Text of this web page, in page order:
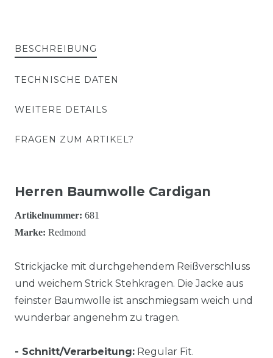
BESCHREIBUNG
TECHNISCHE DATEN
WEITERE DETAILS
FRAGEN ZUM ARTIKEL?
Herren Baumwolle Cardigan
Artikelnummer: 681
Marke: Redmond
Strickjacke mit durchgehendem Reißverschluss
und weichem Strick Stehkragen. Die Jacke aus
feinster Baumwolle ist anschmiegsam weich und
wunderbar angenehm zu tragen.
- Schnitt/Verarbeitung: Regular Fit.